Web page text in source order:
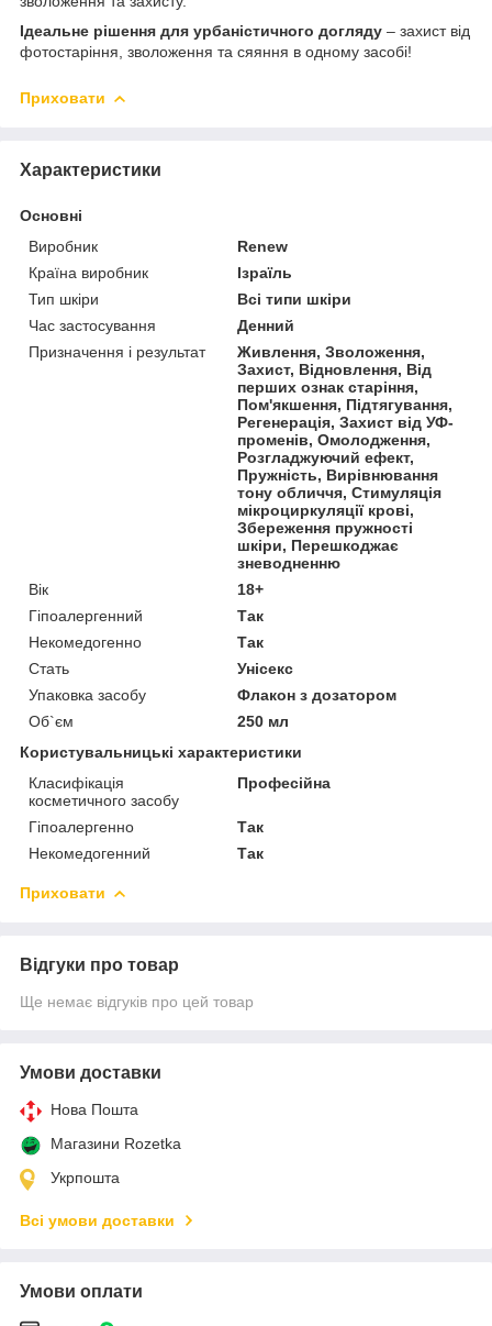
Ідеальне рішення для урбаністичного догляду – захист від
фотостаріння, зволоження та сяяння в одному засобі!
Приховати
Характеристики
Основні
Виробник
Renew
Країна виробник
Ізраїль
Тип шкіри
Всі типи шкіри
Час застосування
Денний
Призначення і результат
Живлення, Зволоження,
Захист, Відновлення, Від
перших ознак старіння,
Пом'якшення, Підтягування,
Регенерація, Захист від УФ-
променів, Омолодження,
Розгладжуючий ефект,
Пружність, Вирівнювання
тону обличчя, Стимуляція
мікроциркуляції крові,
Збереження пружності
шкіри, Перешкоджає
зневодненню
Вік
18+
Гіпоалергенний
Так
Некомедогенно
Так
Стать
Унісекс
Упаковка засобу
Флакон з дозатором
Об`єм
250 мл
Користувальницькі характеристики
Класифікація
косметичного засобу
Професійна
Гіпоалергенно
Так
Некомедогенний
Так
Приховати
Відгуки про товар
Ще немає відгуків про цей товар
Умови доставки
Нова Пошта
Магазини Rozetka
Укрпошта
Всі умови доставки
Умови оплати